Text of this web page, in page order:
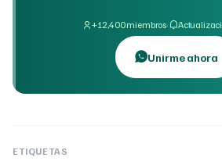
+12,400 miembros·
Unirme ahora
ETIQUETAS